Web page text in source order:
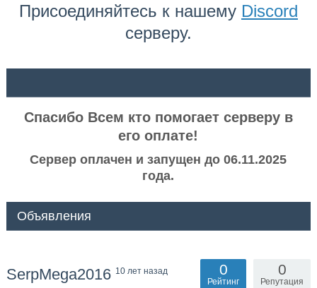
Присоединяйтесь к нашему Discord
серверу.
Спасибо Всем кто помогает серверу в
его оплате!
Сервер оплачен и запущен до 06.11.2025
года.
Объявления
SerpMega2016 10 лет назад 0
Репутация
0
Рейтинг